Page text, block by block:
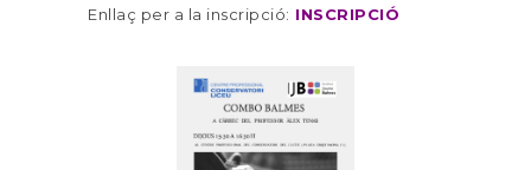
Enllaç per a la inscripció: INSCRIPCIÓ